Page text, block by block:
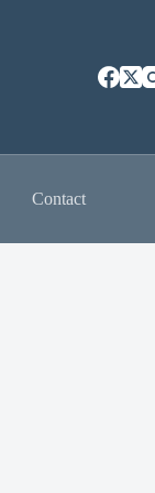
Contact